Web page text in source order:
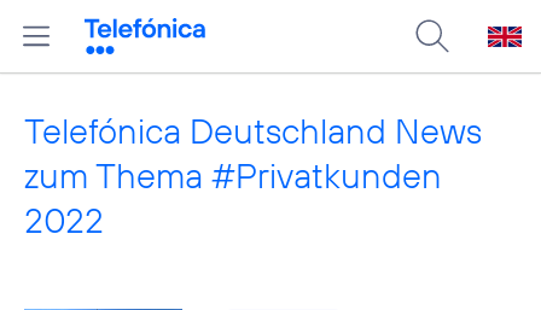
Telefónica Deutschland News
zum Thema #Privatkunden
2022